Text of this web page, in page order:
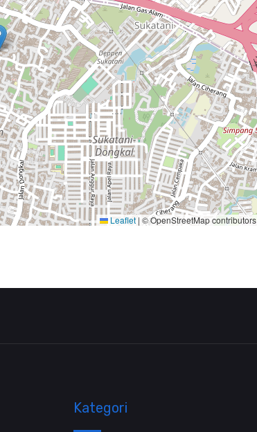
Leaflet | © OpenStreetMap contributors
Kategori